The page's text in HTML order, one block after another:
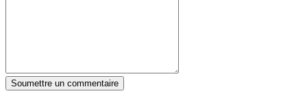
Soumettre un commentaire